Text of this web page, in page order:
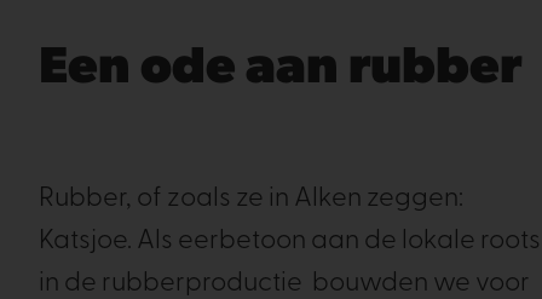
Een ode aan rubber
Rubber, of zoals ze in Alken zeggen:
Katsjoe. Als eerbetoon aan de lokale roots
in de rubberproductie bouwden we voor